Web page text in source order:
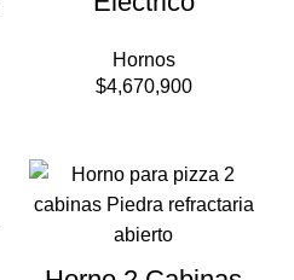
Hornos
$4,670,900